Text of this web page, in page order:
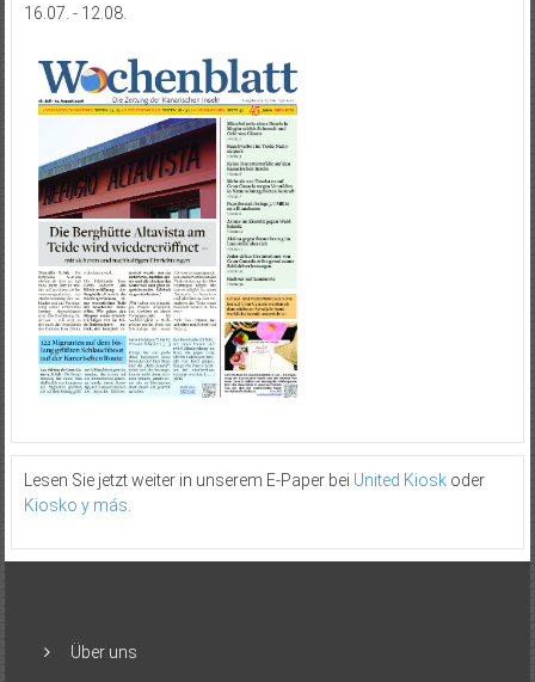
16.07. - 12.08.
Lesen Sie jetzt weiter in unserem E-Paper bei United Kioskoder
Kiosko y más
Über uns